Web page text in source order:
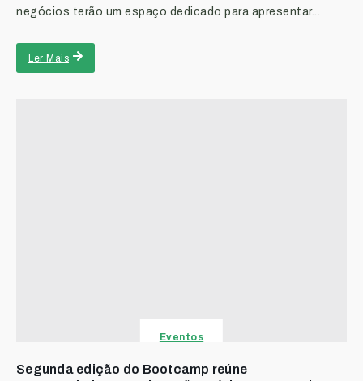
negócios terão um espaço dedicado para apresentar...
Ler Mais
Eventos
Segunda edição do Bootcamp reúne